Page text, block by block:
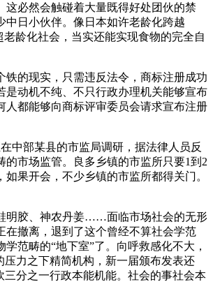
这必然会触碰着大量既得好处团伙的禁
中日小伙伴。像日本如许老龄化跨越
老龄化社会，当实还能实现食物的完全自
的现实，只需违反法令，商标注册成功
是动机不纯、不只行政办理机关能够宣布
人都能够向商标评审委员会请求宣布注册
部某县的市监局调研，据法律人员反
的市场监管。良多乡镇的市监所只要1到2
如果开会，不少乡镇的市监所都得关门。
胶、神农丹姜……面临市场社会的无形
在撤离，退到了这个曾经不算社会学范
学范畴的“地下室”了。向呼救感化不大，
压力之下精简机构，新一届颁布发表还
三分之一行政本能机能。社会的事社会本